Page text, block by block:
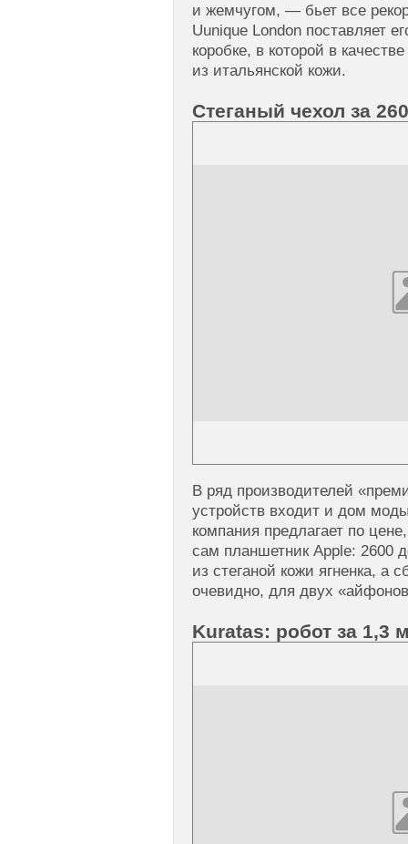
и жемчугом, — бьет все
Uunique London поставляет
коробке, в которой в
из итальянской кожи.
Стеганый чехол за
В ряд производителей
устройств входит и дом
компания предлагает по
сам планшетник Apple: 2600
из стеганой кожи ягненка,
очевидно, для двух
Kuratas: робот за 1,3